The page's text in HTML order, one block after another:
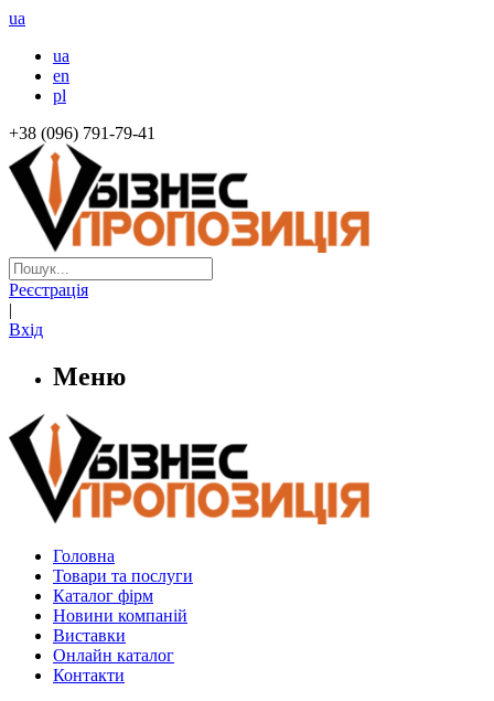
ua
ua
en
pl
+38 (096) 791-79-41
Реєстрація
|
Вхід
Меню
Головна
Товари та послуги
Каталог фірм
Новини компаній
Виставки
Онлайн каталог
Контакти